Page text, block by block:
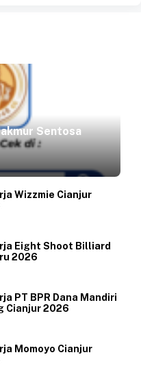
Sentosa
Wizzmie Cianjur
Eight Shoot Billiard
2026
PT BPR Dana Mandiri
Cianjur 2026
Momoyo Cianjur